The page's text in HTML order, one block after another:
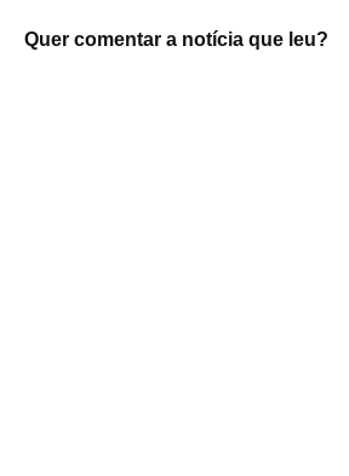
Quer comentar a notícia que leu?